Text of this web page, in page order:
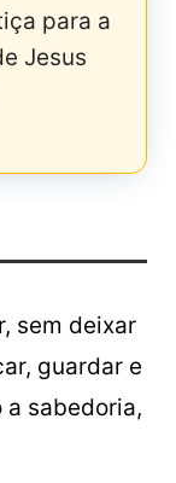
para a
Jesus
sem deixar
guardar e
a sabedoria,